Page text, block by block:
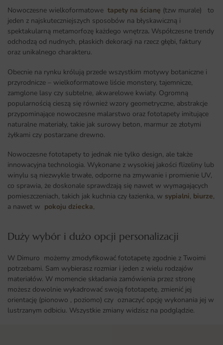
Nowoczesne wielkoformatowe tapety na ścianę (tzw murale) to
jeden z najskuteczniejszych sposobów na błyskawiczną i
spektakularną metamorfozę każdego wnętrza. Współczesne trendy
odchodzą od nudnych, płaskich dekoracji na rzecz głębi, faktury
oraz unikalnego charakteru.
Obecnie na rynku królują przede wszystkim motywy botaniczne i
przyrodnicze – wielkoformatowe liście monstery, tajemnicze,
zamglone lasy czy subtelne, akwarelowe kwiaty. Ogromną
popularnością cieszą się również wzory geometryczne, abstrakcje
przypominające nowoczesne malarstwo oraz fototapety imitujące
naturalne materiały, takie jak surowy beton, marmur ze złotymi
żyłkami czy postarzane drewno.
Nowoczesne fototapety to jednak nie tylko design, ale także
innowacyjna technologia. Wykonane z wysokiej jakości flizeliny lub
winylu są niezwykle trwałe, odporne na zmywanie i promienie UV,
co sprawia, że doskonale sprawdzają się nawet w wymagających
pomieszczeniach, takich jak kuchnia czy łazienka, w sypialni, biurze,
a nawet w pokoju dziecka,
Duży wybór i dużo opcji personalizacji ​
W Dimuro możemy zmodyfikować fototapetę zgodnie z Twoimi
potrzebami. Sam wybierasz rozmiar i jeden z wielu rodzajów
materiałów. W momencie składania zamówienia przez stronę
możesz dowolnie wykadrować swoją fototapetę, zmienić jej
orientację (pionowo , poziomo) czy oznaczyć opcję wykonania jej w
lustrzanym odbiciu. Wszystkie zmiany widzisz na podglądzie.